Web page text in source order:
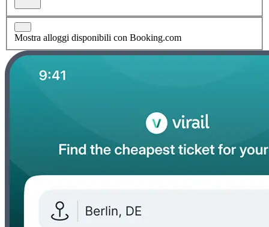
Mostra alloggi disponibili con Booking.com